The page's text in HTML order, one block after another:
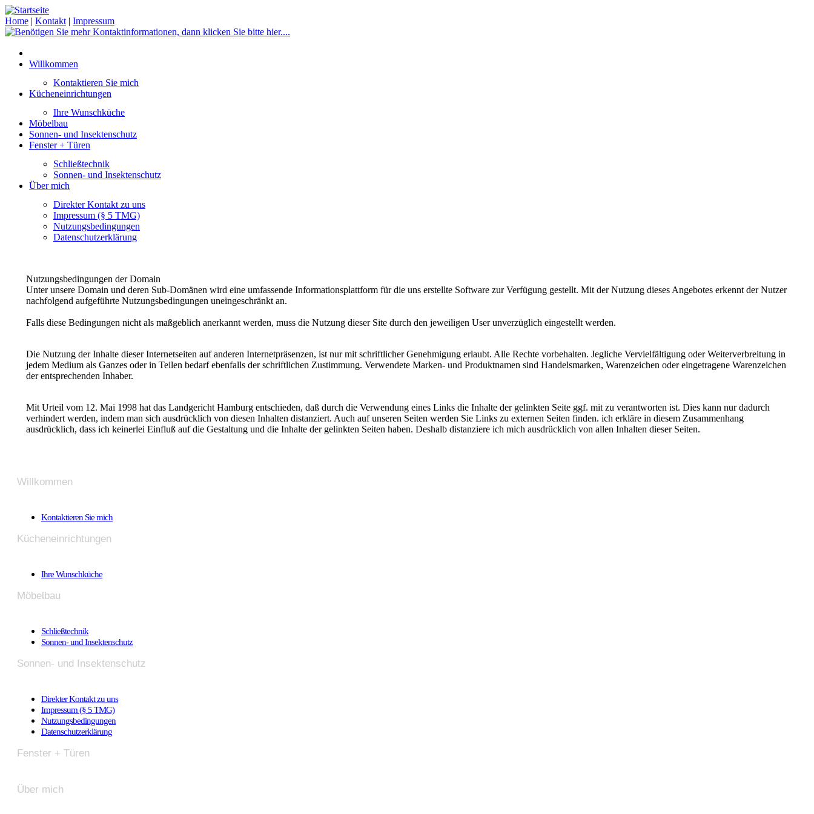
Home | Kontakt | Impressum
Willkommen
Kontaktieren Sie mich
Kücheneinrichtungen
Ihre Wunschküche
Möbelbau
Sonnen- und Insektenschutz
Fenster + Türen
Schließtechnik
Sonnen- und Insektenschutz
Über mich
Direkter Kontakt zu uns
Impressum (§ 5 TMG)
Nutzungsbedingungen
Datenschutzerklärung
Nutzungsbedingungen der Domain
Unter unsere Domain und deren Sub-Domänen wird eine umfassende Informationsplattform für die uns erstellte Software zur Verfügung gestellt. Mit der Nutzung dieses Angebotes erkennt der Nutzer
nachfolgend aufgeführte Nutzungsbedingungen uneingeschränkt an.
Falls diese Bedingungen nicht als maßgeblich anerkannt werden, muss die Nutzung dieser Site durch den jeweiligen User unverzüglich eingestellt werden.
Die Nutzung der Inhalte dieser Internetseiten auf anderen Internetpräsenzen, ist nur mit schriftlicher Genehmigung erlaubt. Alle Rechte vorbehalten. Jegliche Vervielfältigung oder Weiterverbreitung in
jedem Medium als Ganzes oder in Teilen bedarf ebenfalls der schriftlichen Zustimmung. Verwendete Marken- und Produktnamen sind Handelsmarken, Warenzeichen oder eingetragene Warenzeichen
der entsprechenden Inhaber.
Mit Urteil vom 12. Mai 1998 hat das Landgericht Hamburg entschieden, daß durch die Verwendung eines Links die Inhalte der gelinkten Seite ggf. mit zu verantworten ist. Dies kann nur dadurch
verhindert werden, indem man sich ausdrücklich von diesen Inhalten distanziert. Auch auf unseren Seiten werden Sie Links zu externen Seiten finden. ich erkläre in diesem Zusammenhang
ausdrücklich, dass ich keinerlei Einfluß auf die Gestaltung und die Inhalte der gelinkten Seiten haben. Deshalb distanziere ich mich ausdrücklich von allen Inhalten dieser Seiten.
Willkommen
Kontaktieren Sie mich
Kücheneinrichtungen
Ihre Wunschküche
Möbelbau
Schließtechnik
Sonnen- und Insektenschutz
Sonnen- und Insektenschutz
Direkter Kontakt zu uns
Impressum (§ 5 TMG)
Nutzungsbedingungen
Datenschutzerklärung
Fenster + Türen
Über mich